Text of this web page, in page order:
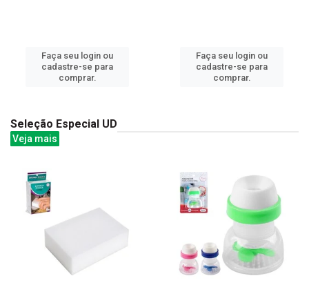
Faça seu login ou
cadastre-se para
comprar.
Faça seu login ou
cadastre-se para
comprar.
Seleção Especial UD
Veja mais